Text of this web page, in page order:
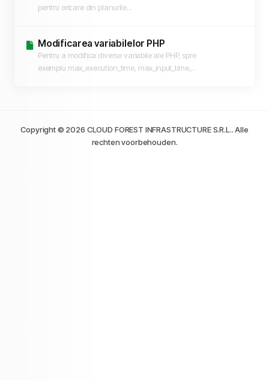
pentru oricare din planurile...
Modificarea variabilelor PHP
Pentru a modifica diverse variabile ale PHP, spre
exemplu max_execution_time, max_input_time,...
Copyright © 2026 CLOUD FOREST INFRASTRUCTURE S.R.L.. Alle
rechten voorbehouden.